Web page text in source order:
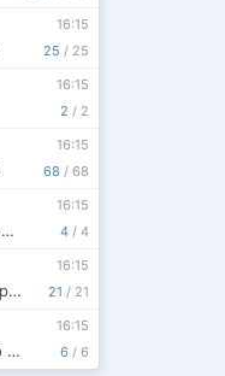
25 / 25
16:15
2 / 2
16:15
68 / 68
16:15
4/ 4
16:15
Александр Васильевич Суворов
21 / 21
16:15
Как же хорош Хью Грант, короткий отзыв на фильм «Еретик»
6 / 6
16:15
Вампир есть, а слова такого нет